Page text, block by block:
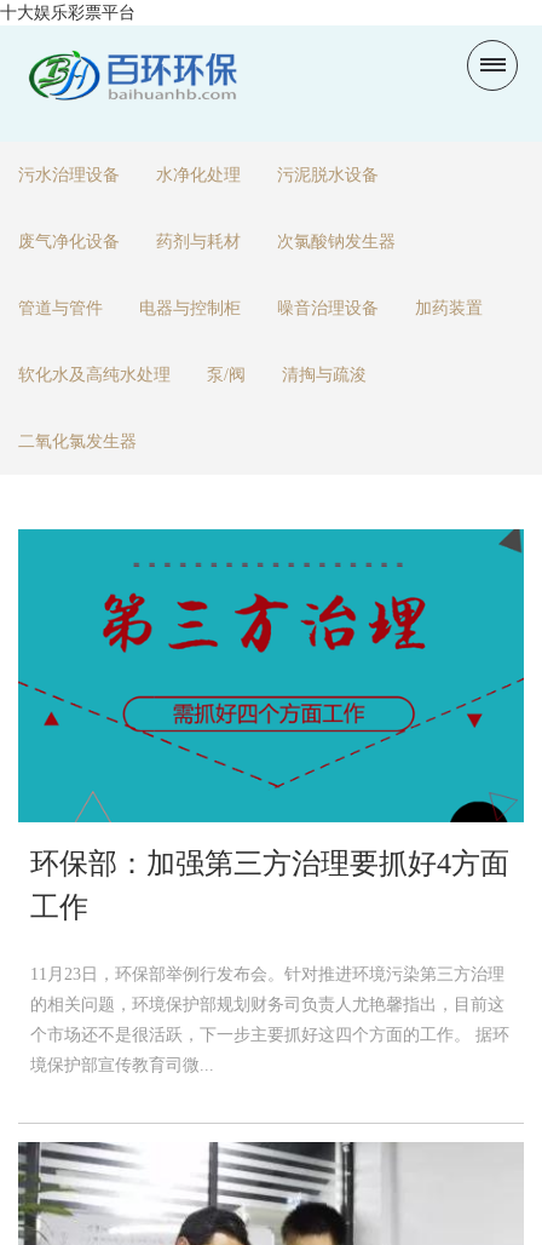
十大娱乐彩票平台
污水治理设备 水净化处理 污泥脱水设备
废气净化设备 药剂与耗材 次氯酸钠发生器
管道与管件 电器与控制柜 噪音治理设备 加药装置
软化水及高纯水处理 泵/阀 清掏与疏浚
二氧化氯发生器
环保部：加强第三方治理要抓好4方面
工作
11月23日，环保部举例行发布会。针对推进环境污染第三方治理
的相关问题，环境保护部规划财务司负责人尤艳馨指出，目前这
个市场还不是很活跃，下一步主要抓好这四个方面的工作。 据环
境保护部宣传教育司微...